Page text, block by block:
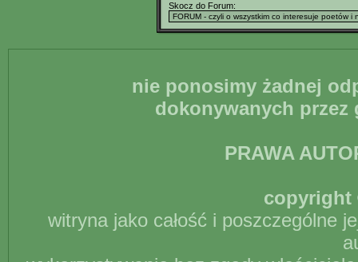
Skocz do Forum:
nie ponosimy żadnej
dokonywanych
PRAWA
copyright
witryna jako całość i poszczególne